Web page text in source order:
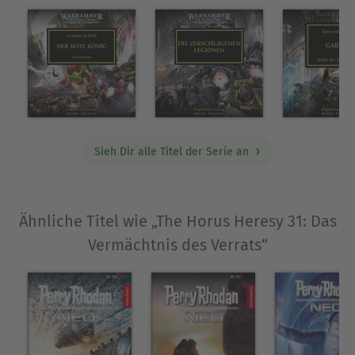
Sieh Dir alle Titel der Serie an
Ähnliche Titel wie „The Horus Heresy 31: Das
Vermächtnis des Verrats“